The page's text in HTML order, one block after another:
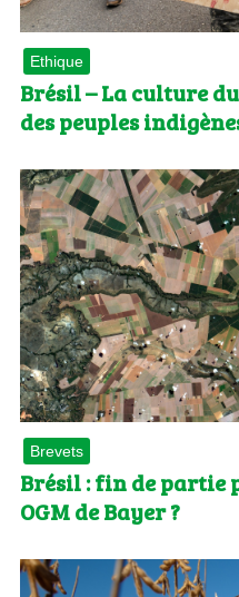
Ethique
Brésil – La culture
des peuples
Brevets
Brésil : fin de partie
OGM de Bayer ?